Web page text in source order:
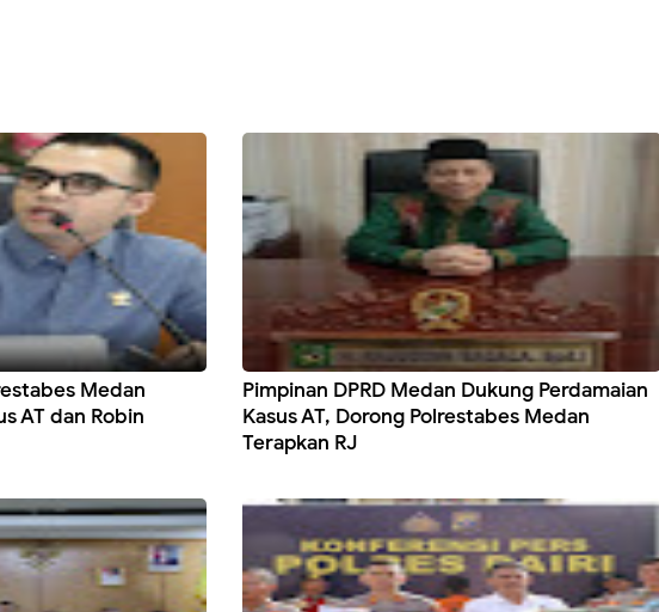
Medan
AT dan Robin
Pimpinan DPRD Medan Dukung Perdamaian
Kasus AT, Dorong Polrestabes Medan
Terapkan RJ